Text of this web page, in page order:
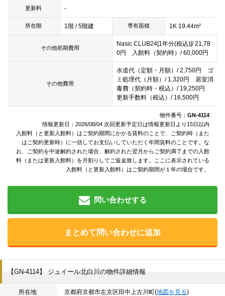
更新料 -
所在階 1階 / 5階建 専有面積 1K 19.44m²
その他初期費用
Nasic CLUB24[1年分(税込)]/ 21,78
0円 入館料（契約時）/ 60,000円
その他費用
水道代（定額・月額）/ 2,750円 ゴ
ミ処理代（月額）/ 1,320円 居室消
毒費（契約時・税込）/ 19,250円
更新手数料（税込）/ 16,500円
物件番号： GN-4114
情報更新日：2026/08/04 次回更新予定日は情報更新日より15日以内
入館料（と更新入館料）はご契約期間にかかる賃料のことで、ご契約時（また
はご契約更新時）に一括してお支払いしていただく年間賃料のことです。な
お、ご契約を中途解約された場合、解約された翌月からご契約満了までの入館
料（または更新入館料）を月割りしてご返金致します。ここに表示されている
入館料（と更新入館料）はご契約期間が１年の場合です。
問い合わせする
まとめて問い合わせに追加
【GN-4114】 ジュイール北白川の物件詳細情報
所在地 京都府京都市左京区田中上古川町(地図を見る)